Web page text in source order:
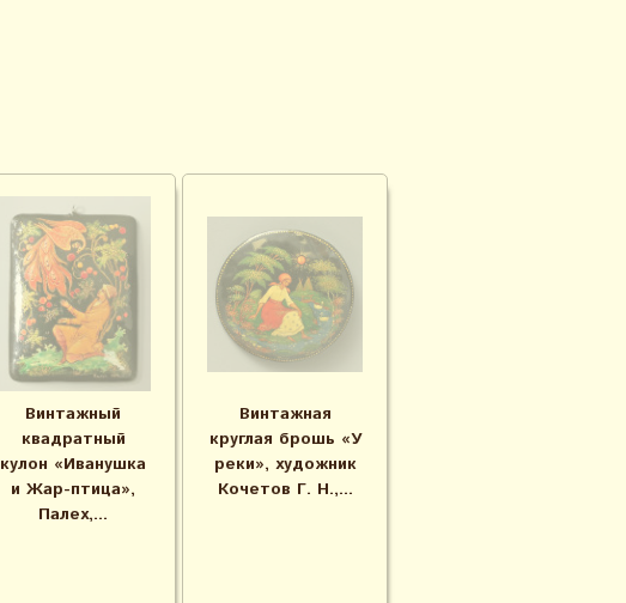
Винтажный
квадратный
кулон «Иванушка
и Жар-птица»,
Палех,...
Винтажная
круглая брошь «У
реки», художник
Кочетов Г. Н.,...